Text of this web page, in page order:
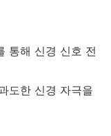
통해 신경 신호 전
도한 신경 자극을